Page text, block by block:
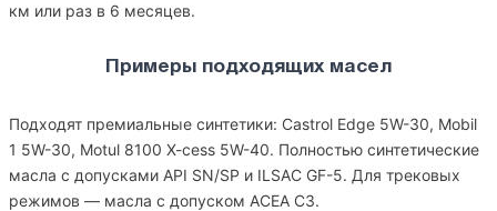
км или раз в 6 месяцев.
Примеры подходящих масел
Подходят премиальные синтетики: Castrol Edge 5W-30, Mobil
1 5W-30, Motul 8100 X-cess 5W-40. Полностью синтетические
масла с допусками API SN/SP и ILSAC GF-5. Для трековых
режимов — масла с допуском ACEA C3.